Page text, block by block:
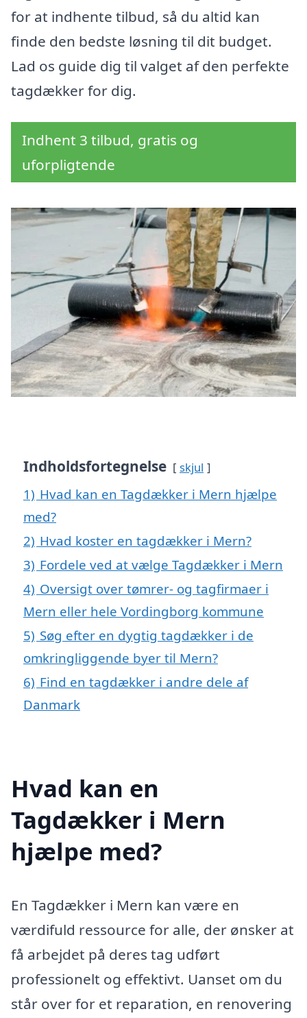
for at indhente tilbud, så du altid kan
finde den bedste løsning til dit budget.
Lad os guide dig til valget af den perfekte
tagdækker for dig.
Indhent 3 tilbud, gratis og
uforpligtende
Indholdsfortegnelse skjul
1) Hvad kan en Tagdækker i Mern hjælpe
med?
2) Hvad koster en tagdækker i Mern?
3) Fordele ved at vælge Tagdækker i Mern
4) Oversigt over tømrer- og tagfirmaer i
Mern eller hele Vordingborg kommune
5) Søg efter en dygtig tagdækker i de
omkringliggende byer til Mern?
6) Find en tagdækker i andre dele af
Danmark
Hvad kan en
Tagdækker i Mern
hjælpe med?
En Tagdækker i Mern kan være en
værdifuld ressource for alle, der ønsker at
få arbejdet på deres tag udført
professionelt og effektivt. Uanset om du
står over for et reparation, en renovering